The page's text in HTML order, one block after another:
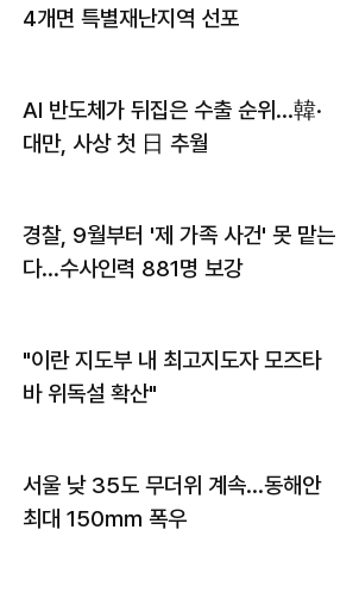
4개면 특별재난지역 선포
AI 반도체가 뒤집은 수출 순위…韓·
대만, 사상 첫 日 추월
경찰, 9월부터 '제 가족 사건' 못 맡는
다…수사인력 881명 보강
"이란 지도부 내 최고지도자 모즈타
바 위독설 확산"
서울 낮 35도 무더위 계속…동해안
최대 150㎜ 폭우